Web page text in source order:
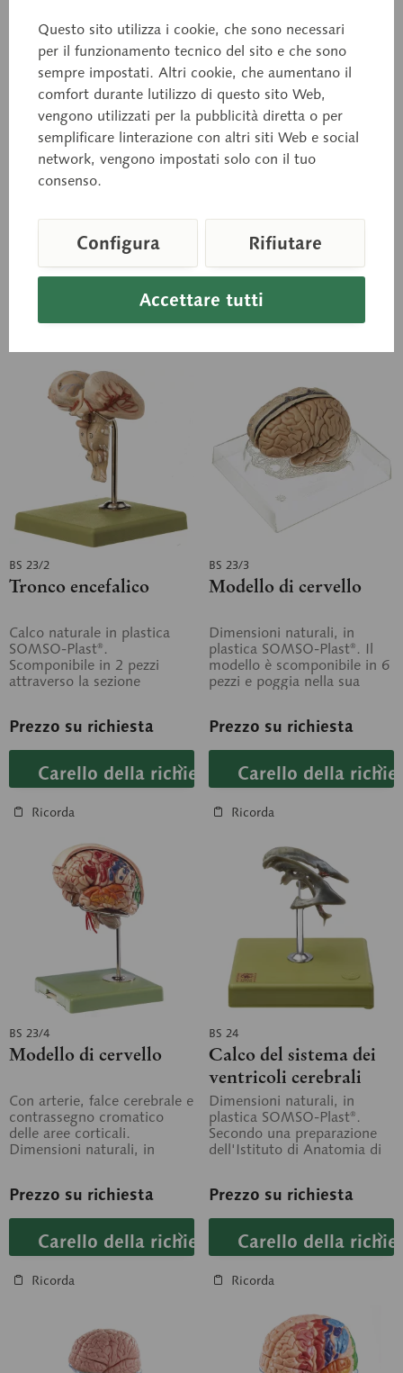
Cervello con arterie
Calco naturale in plastica
SOMSO-Plast®.
Lobo frontale e...
Prezzo su richiesta
Carello della richiesta
BS 23/1
Cervello con arterie
Calco naturale in plastica
Lobo frontale e...
Carello della
BS 23/2
Tronco encefalico
Calco naturale in plastica
SOMSO-Plast®.
Scomponibile in 2 pezzi
attraverso la sezione
studenti...
Prezzo su richiesta
Carello della richiesta
Ricorda
BS 23/3
Modello di cervello
Dimensioni naturali, in
plastica SOMSO-Plast®. Il
modello è scomponibile in 6
pezzi e poggia nella sua
Prezzo su richiesta
Carello della
Ricorda
BS 23/4
Modello di cervello
Con arterie, falce cerebrale e
contrassegno cromatico
delle aree corticali.
Dimensioni naturali, in
Prezzo su richiesta
Carello della richiesta
Ricorda
BS 24
Calco del sistema dei
ventricoli cerebrali
Dimensioni naturali, in
plastica SOMSO-Plast®.
Secondo una preparazione
dell'Istituto di Anatomia di
Prezzo su richiesta
Carello della
Ricorda
Questo sito utilizza i cookie, che sono necessari
per il funzionamento tecnico del sito e che sono
sempre impostati. Altri cookie, che aumentano il
comfort durante lutilizzo di questo sito Web,
vengono utilizzati per la pubblicità diretta o per
semplificare linterazione con altri siti Web e social
network, vengono impostati solo con il tuo
consenso.
Accettare tutti
Configura Rifiutare